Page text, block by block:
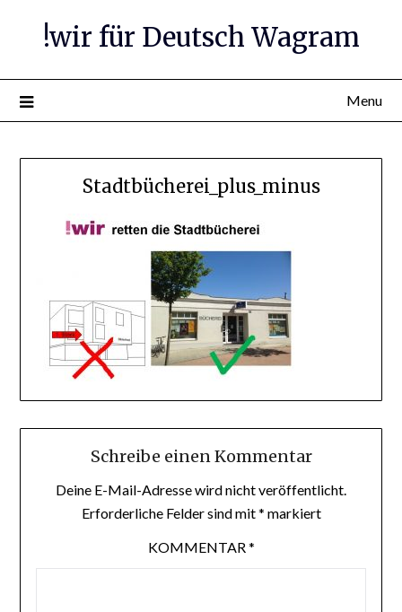
!wir für Deutsch Wagram
Menu
Stadtbücherei_plus_minus
Schreibe einen Kommentar
Deine E-Mail-Adresse wird nicht veröffentlicht.
Erforderliche Felder sind mit* markiert
KOMMENTAR*